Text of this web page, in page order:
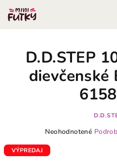
obsah
D.D.STEP
dievčenské
Priemerné
produktu
Neohodnotené
VÝPREDAJ